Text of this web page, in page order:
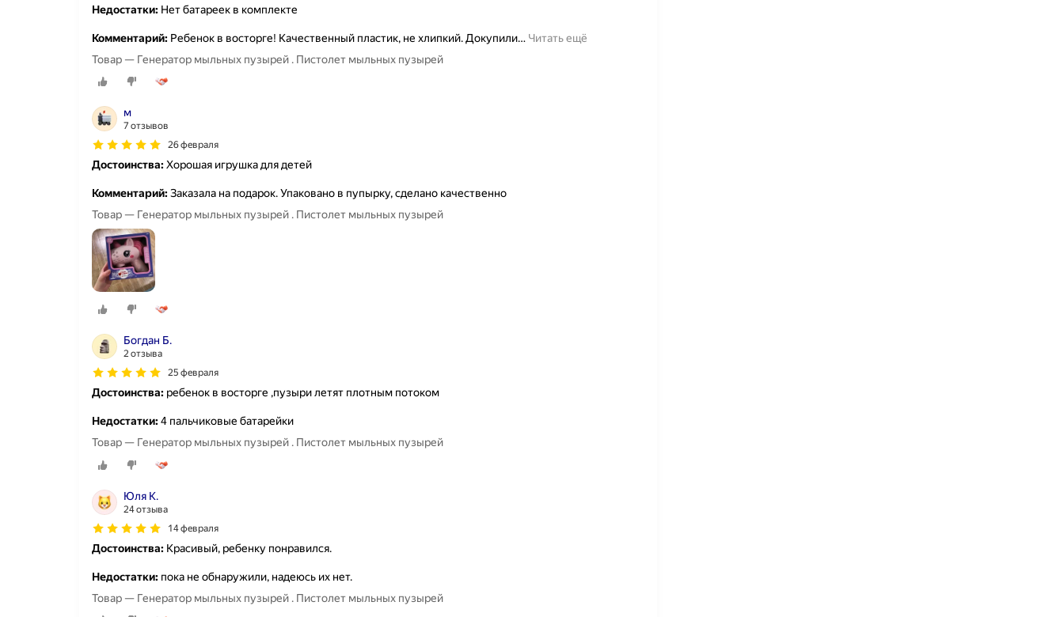
Недостатки: Нет батареек в комплекте
Комментарий: Ребенок в восторге! Качественный пластик, не хлипкий. Докупили… Читать ещё
Товар — Генератор мыльных пузырей . Пистолет мыльных пузырей
м
7 отзывов
26 февраля
Достоинства:Хорошая игрушка для детей
Комментарий:Заказала на подарок. Упаковано в пупырку, сделано качественно
Товар — Генератор мыльных пузырей . Пистолет мыльных пузырей
Богдан Б.
2 отзыва
25 февраля
Достоинства: ребенок в восторге ,пузыри летят плотным потоком
Недостатки:4 пальчиковые батарейки
Товар — Генератор мыльных пузырей . Пистолет мыльных пузырей
Юля К.
24 отзыва
14 февраля
Достоинства: Красивый, ребенку понравился.
Недостатки: пока не обнаружили, надеюсь их нет.
Товар — Генератор мыльных пузырей . Пистолет мыльных пузырей